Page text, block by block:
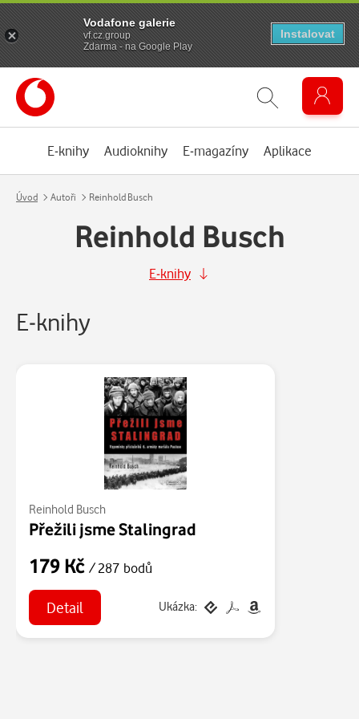
E-knihy Audioknihy E-magazíny Aplikace
Úvod Autoři Reinhold Busch
Reinhold Busch
E-knihy
E-knihy
Reinhold Busch
Přežili jsme Stalingrad
179 Kč / 287 bodů
Detail Ukázka:
Vodafone galerie
vf.cz.group
Zdarma - na Google Play
Instalovat